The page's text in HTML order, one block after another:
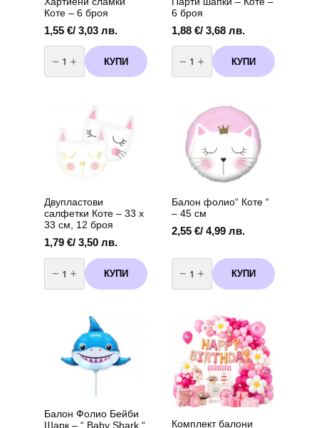
Коте – 6 броя
1,55 €/ 3,03 лв.
количество
за
Хартиени
сламки
КУПИ
6 броя
1,88 €/ 3,68 лв.
количество
за
Парти
шапки
броя
КУПИ
Двупластови
салфетки Коте – 33 х
33 см, 12 броя
1,79 €/ 3,50 лв.
количество
за
Двупластови
салфетки
броя
КУПИ
Балон фолио“ Коте “
– 45 см
2,55 €/ 4,99 лв.
количество
за
Балон
фолио"
см
КУПИ
Балон Фолио Бейби
Шарк – “ Baby Shark “
Комплект балони